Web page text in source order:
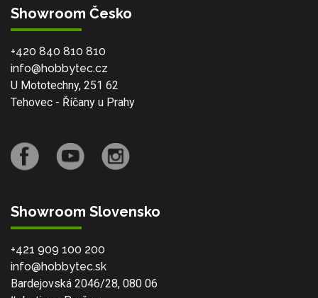
Showroom Česko
+420 840 810 810
info@hobbytec.cz
U Mototechny, 251 62
Tehovec - Říčany u Prahy
Showroom Slovensko
+421 909 100 200
info@hobbytec.sk
Bardejovská 2046/28, 080 06